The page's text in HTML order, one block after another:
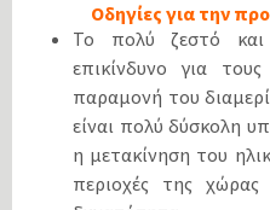
Οδηγίες για την
Το πολύ ζεστό και
επικίνδυνο για
παραμονή του
είναι πολύ δύσκολη
η μετακίνηση του
περιοχές της